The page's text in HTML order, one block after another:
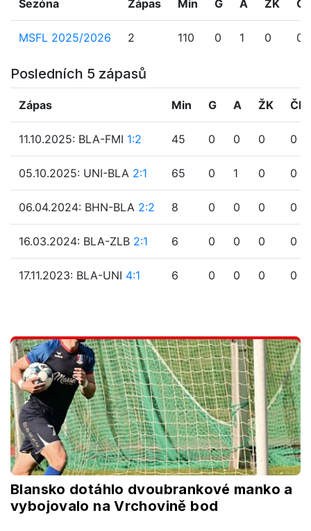
Sezóna Zápas Min G A ŽK
MSFL 2025/2026 2 110 0 1 0 0
Posledních 5 zápasů
Zápas Min G A ŽK ČK
11.10.2025: BLA-FMI 1:2 45 0 0 0 0
05.10.2025: UNI-BLA 2:1 65 0 1 0 0
06.04.2024: BHN-BLA 2:2 8 0 0 0 0
16.03.2024: BLA-ZLB 2:1 6 0 0 0 0
17.11.2023: BLA-UNI 4:1 6 0 0 0 0
Blansko dotáhlo dvoubrankové manko a
vybojovalo na Vrchovině bod